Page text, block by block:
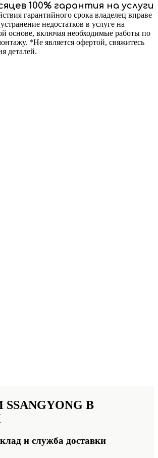
100% гарантия на услуги
гарантийного срока владелец вправе
недостатков в услуге на
основе, включая необходимые работы по
*Не является офертой, свяжитесь
деталей.
SSANGYONG В
и служба доставки